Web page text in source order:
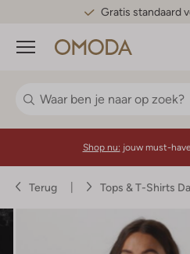
Gratis standaard
Menu
Shop nu: jouw must-
Terug Tops & T-Shirts